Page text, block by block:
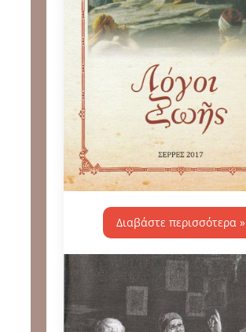
Διαβάστε περισσότερα »